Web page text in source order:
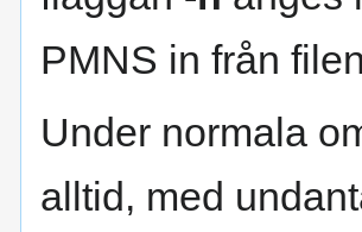
PMNS in från
Under normala
alltid, med